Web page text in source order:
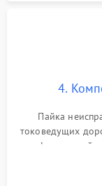
4.
Пайка
токоведущих
инфракрасной
BIOS